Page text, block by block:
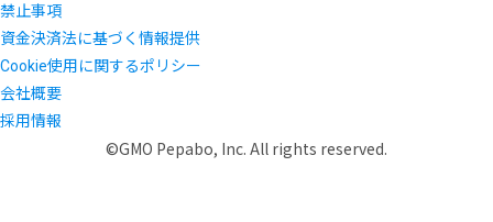
禁止事項
資金決済法に基づく情報提供
Cookie使用に関するポリシー
会社概要
採用情報
©GMO Pepabo, Inc. All rights reserved.